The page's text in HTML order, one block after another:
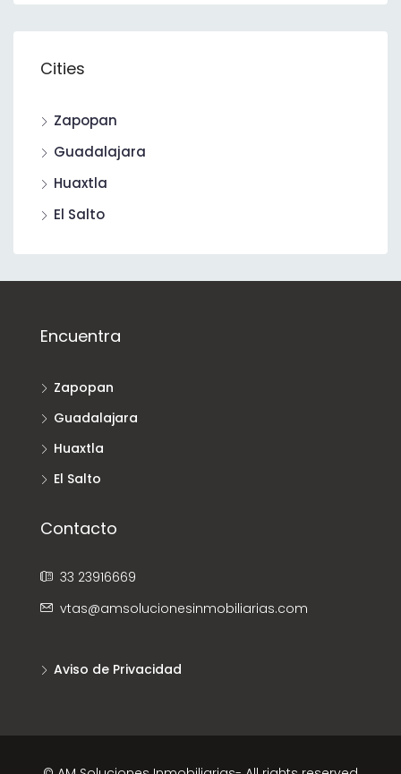
Cities
Zapopan
Guadalajara
Huaxtla
El Salto
Encuentra
Zapopan
Guadalajara
Huaxtla
El Salto
Contacto
33 23916669
vtas@amsolucionesinmobiliarias.com
Aviso de Privacidad